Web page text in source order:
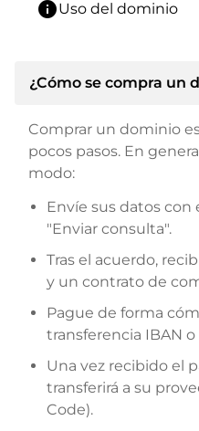
infoUso del dominio
¿Cómo se compra un
Comprar un dominio
pocos pasos. En
modo:
Envíe sus datos con
"Enviar consulta".
Tras el acuerdo,
y un contrato de
Pague de forma
transferencia IBAN o
Una vez recibido el
transferirá a su
Code).